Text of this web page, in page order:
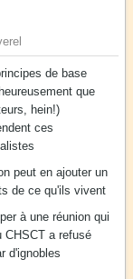
de base
que
hein!)
ces
peut en ajouter un
de ce qu'ils vivent
à une réunion qui
CHSCT a refusé
d'ignobles